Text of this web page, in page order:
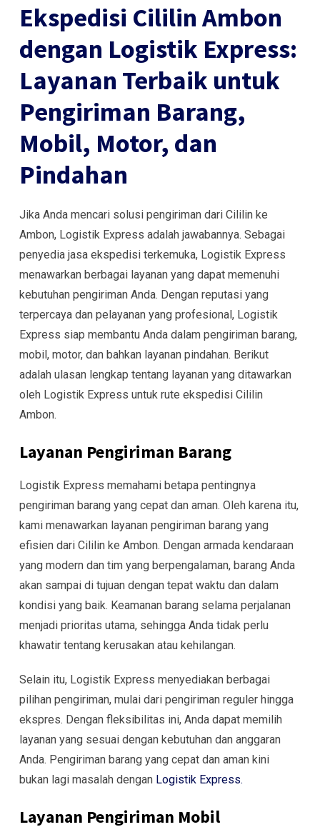
Ekspedisi Cililin Ambon
dengan Logistik Express:
Layanan Terbaik untuk
Pengiriman Barang,
Mobil, Motor, dan
Pindahan
Jika Anda mencari solusi pengiriman dari Cililin ke
Ambon, Logistik Express adalah jawabannya. Sebagai
penyedia jasa ekspedisi terkemuka, Logistik Express
menawarkan berbagai layanan yang dapat memenuhi
kebutuhan pengiriman Anda. Dengan reputasi yang
terpercaya dan pelayanan yang profesional, Logistik
Express siap membantu Anda dalam pengiriman barang,
mobil, motor, dan bahkan layanan pindahan. Berikut
adalah ulasan lengkap tentang layanan yang ditawarkan
oleh Logistik Express untuk rute ekspedisi Cililin
Ambon.
Layanan Pengiriman Barang
Logistik Express memahami betapa pentingnya
pengiriman barang yang cepat dan aman. Oleh karena itu,
kami menawarkan layanan pengiriman barang yang
efisien dari Cililin ke Ambon. Dengan armada kendaraan
yang modern dan tim yang berpengalaman, barang Anda
akan sampai di tujuan dengan tepat waktu dan dalam
kondisi yang baik. Keamanan barang selama perjalanan
menjadi prioritas utama, sehingga Anda tidak perlu
khawatir tentang kerusakan atau kehilangan.
Selain itu, Logistik Express menyediakan berbagai
pilihan pengiriman, mulai dari pengiriman reguler hingga
ekspres. Dengan fleksibilitas ini, Anda dapat memilih
layanan yang sesuai dengan kebutuhan dan anggaran
Anda. Pengiriman barang yang cepat dan aman kini
bukan lagi masalah dengan Logistik Express.
Layanan Pengiriman Mobil